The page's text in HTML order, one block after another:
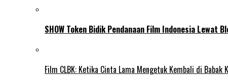
SHOW Token Bidik Pendanaan Film Indonesia Lewat
Film CLBK: Ketika Cinta Lama Mengetuk Kembali di Babak